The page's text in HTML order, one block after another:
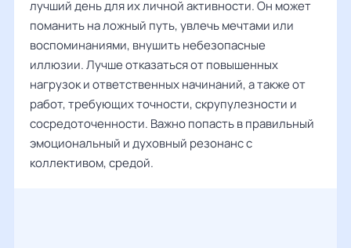
лучший день для их личной активности. Он может
поманить на ложный путь, увлечь мечтами или
воспоминаниями, внушить небезопасные
иллюзии. Лучше отказаться от повышенных
нагрузок и ответственных начинаний, а также от
работ, требующих точности, скрупулезности и
сосредоточенности. Важно попасть в правильный
эмоциональный и духовный резонанс с
коллективом, средой.